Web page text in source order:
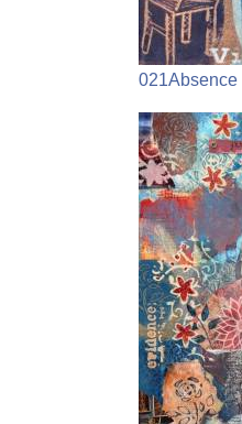
021Absence